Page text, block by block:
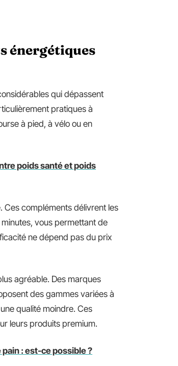
énergétiques
qui dépassent
pratiques à
à pied, à vélo ou en
poids santé et poids
Ces compléments délivrent les
vous permettant de
ne dépend pas du prix
agréable. Des marques
des gammes variées à
qualité moindre. Ces
leurs produits premium.
: est-ce possible ?